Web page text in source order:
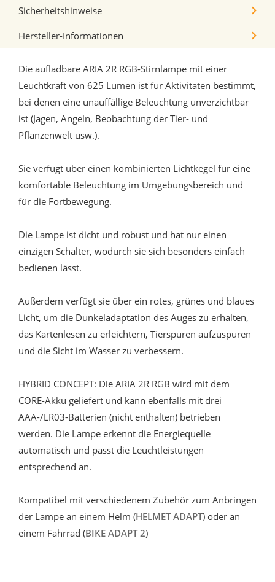
Sicherheitshinweise
Hersteller-Informationen
Die aufladbare ARIA 2R RGB-Stirnlampe mit einer
Leuchtkraft von 625 Lumen ist für Aktivitäten bestimmt,
bei denen eine unauffällige Beleuchtung unverzichtbar
ist (Jagen, Angeln, Beobachtung der Tier- und
Pflanzenwelt usw.).
Sie verfügt über einen kombinierten Lichtkegel für eine
komfortable Beleuchtung im Umgebungsbereich und
für die Fortbewegung.
Die Lampe ist dicht und robust und hat nur einen
einzigen Schalter, wodurch sie sich besonders einfach
bedienen lässt.
Außerdem verfügt sie über ein rotes, grünes und blaues
Licht, um die Dunkeladaptation des Auges zu erhalten,
das Kartenlesen zu erleichtern, Tierspuren aufzuspüren
und die Sicht im Wasser zu verbessern.
HYBRID CONCEPT: Die ARIA 2R RGB wird mit dem
CORE-Akku geliefert und kann ebenfalls mit drei
AAA-/LR03-Batterien (nicht enthalten) betrieben
werden. Die Lampe erkennt die Energiequelle
automatisch und passt die Leuchtleistungen
entsprechend an.
Kompatibel mit verschiedenem Zubehör zum Anbringen
der Lampe an einem Helm (HELMET ADAPT) oder an
einem Fahrrad (BIKE ADAPT 2)